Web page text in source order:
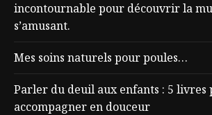
incontournable pour découvrir la
s’amusant.
Mes soins naturels pour poules…
Parler du deuil aux enfants : 5 livres
accompagner en douceur